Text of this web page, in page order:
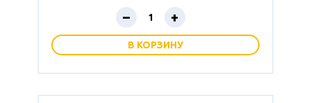
– +
В КОРЗИНУ